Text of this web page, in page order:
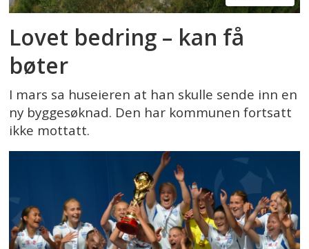
Lovet bedring – kan få
bøter
I mars sa huseieren at han skulle sende inn en
ny byggesøknad. Den har kommunen fortsatt
ikke mottatt.